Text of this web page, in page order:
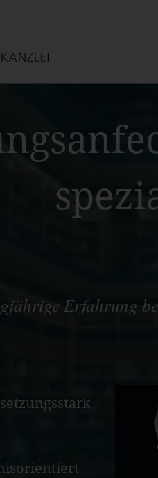
Erfahrung